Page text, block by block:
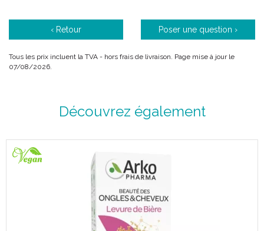
COMPOSITION
Agent de charge: Cellulose,
apportant des isoflavones,
Antiagglomérant : stéarate de magnésium,
Code ACL : 4353988
Code EAN : 3401543539885
‹ Retour Poser une question ›
Tous les prix incluent la TVA - hors frais de livraison. Page mise à jour le
07/08/2026.
Découvrez également